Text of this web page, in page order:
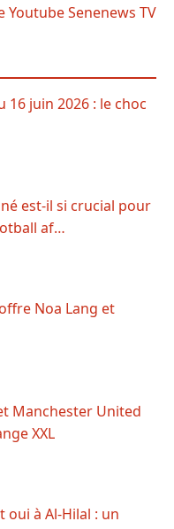
16 juin 2026 : le choc
est-il si crucial pour
af…
Noa Lang et
Manchester United
XXL
oui à Al-Hilal : un